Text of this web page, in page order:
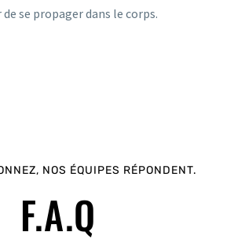
se propager dans le corps.
NOS ÉQUIPES RÉPONDENT.
F.A.Q